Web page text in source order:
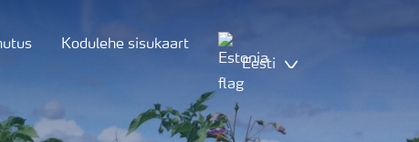
Kodulehe sisukaart
Eesti